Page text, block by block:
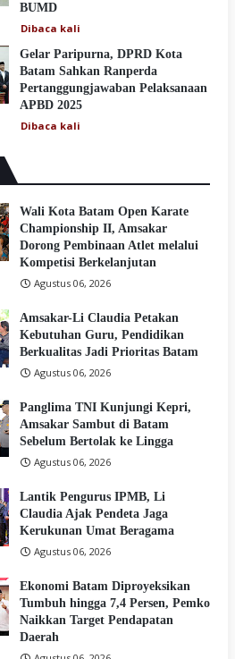
BUMD
Dibaca kali
Gelar Paripurna, DPRD Kota
Batam Sahkan Ranperda
Pertanggungjawaban Pelaksanaan
APBD 2025
Dibaca kali
Wali Kota Batam Open Karate
Championship II, Amsakar
Dorong Pembinaan Atlet melalui
Kompetisi Berkelanjutan
Agustus 06, 2026
Amsakar-Li Claudia Petakan
Kebutuhan Guru, Pendidikan
Berkualitas Jadi Prioritas Batam
Agustus 06, 2026
Panglima TNI Kunjungi Kepri,
Amsakar Sambut di Batam
Sebelum Bertolak ke Lingga
Agustus 06, 2026
Lantik Pengurus IPMB, Li
Claudia Ajak Pendeta Jaga
Kerukunan Umat Beragama
Agustus 06, 2026
Ekonomi Batam Diproyeksikan
Tumbuh hingga 7,4 Persen, Pemko
Naikkan Target Pendapatan
Daerah